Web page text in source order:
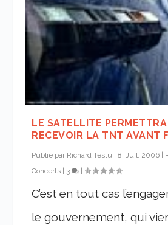
LE SATELLITE
RECEVOIR LA TNT AVANT
Publié par Richard Testu |8, Juil, 2006
Concerts
3 |
C’est en tout cas
le gouvernement, qui